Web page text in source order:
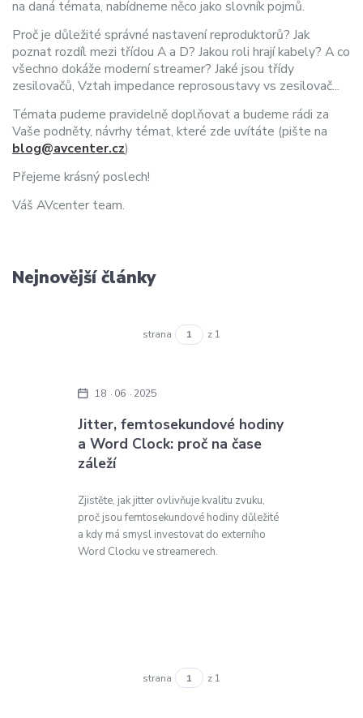
na daná témata, nabídneme něco jako slovník pojmů.
Proč je důležité správné nastavení reproduktorů? Jak
poznat rozdíl mezi třídou A a D? Jakou roli hrají kabely? A co
všechno dokáže moderní streamer? Jaké jsou třídy
zesilovačů, Vztah impedance reprosoustavy vs zesilovač...
Témata pudeme pravidelně doplňovat a budeme rádi za
Vaše podněty, návrhy témat, které zde uvítáte (pište na
blog@avcenter.cz)
Přejeme krásný poslech!
Váš AVcenter team.
Nejnovější články
strana z 1
Jitter, femtosekundové hodiny
a Word Clock: proč na čase
záleží
18 06 2025
Zjistěte, jak jitter ovlivňuje kvalitu zvuku,
proč jsou femtosekundové hodiny důležité
a kdy má smysl investovat do externího
Word Clocku ve streamerech.
strana z 1